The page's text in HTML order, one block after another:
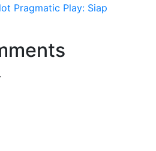
Pragmatic Play: Siap